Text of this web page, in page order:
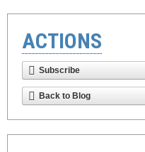
ACTIONS
Subscribe
Back to Blog